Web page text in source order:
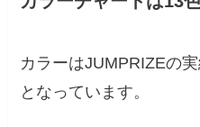
カラーはJUMPRIZEの
となっています。